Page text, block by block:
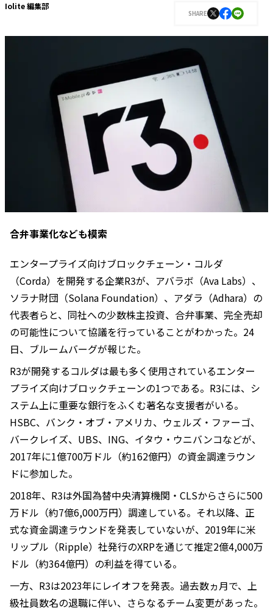
Iolite 編集部
SHARE
合弁事業化なども模索
エンタープライズ向けブロックチェーン・コルダ
（Corda）を開発する企業R3が、アバラボ（Ava Labs）、
ソラナ財団（Solana Foundation）、アダラ（Adhara）の
代表者らと、同社への少数株主投資、合弁事業、完全売却
の可能性について協議を行っていることがわかった。24
日、ブルームバーグが報じた。
R3が開発するコルダは最も多く使用されているエンター
プライズ向けブロックチェーンの1つである。R3には、シ
ステム上に重要な銀行をふくむ著名な支援者がいる。
HSBC、バンク・オブ・アメリカ、ウェルズ・ファーゴ、
バークレイズ、UBS、ING、イタウ・ウニバンコなどが、
2017年に1億700万ドル（約162億円）の資金調達ラウン
ドに参加した。
2018年、R3は外国為替中央清算機関・CLSからさらに500
万ドル（約7億6,000万円）調達している。それ以降、正
式な資金調達ラウンドを発表していないが、2019年に米
リップル（Ripple）社発行のXRPを通じて推定2億4,000万
ドル（約364億円）の利益を得ている。
一方、R3は2023年にレイオフを発表。過去数ヵ月で、上
級社員数名の退職に伴い、さらなるチーム変更があった。